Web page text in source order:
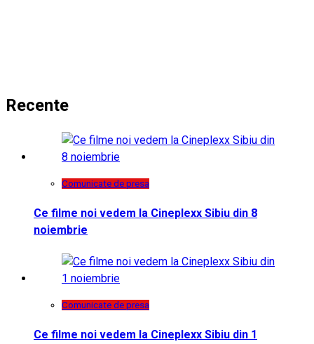
Recente
Comunicate de presa
Ce filme noi vedem la Cineplexx Sibiu din 8
noiembrie
Comunicate de presa
Ce filme noi vedem la Cineplexx Sibiu din 1